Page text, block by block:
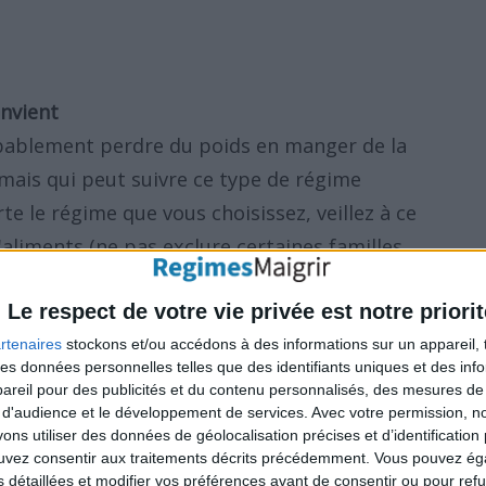
Le respect de votre vie privée est notre
stockons et/ou accédons à des informations sur un appareil,
données personnelles telles que des identifiants uniques et des
pour des publicités et du contenu personnalisés, des mesures
et le développement de services. Avec votre permission,
utiliser des données de géolocalisation précises et
consentir aux traitements décrits précédemment. Vous pouvez
détaillées et modifier vos préférences avant de consentir ou pour
perdre du poids en manger de la
qui peut suivre ce type de régime
le régime que vous choisissez, veillez à ce
(ne pas exclure certaines familles
à savoir si vous pouvez déjeuner avec
de régime, si vous pouvez faire cela,
longtemps. Lisez aussi :Commencer un
pour maigrir ?